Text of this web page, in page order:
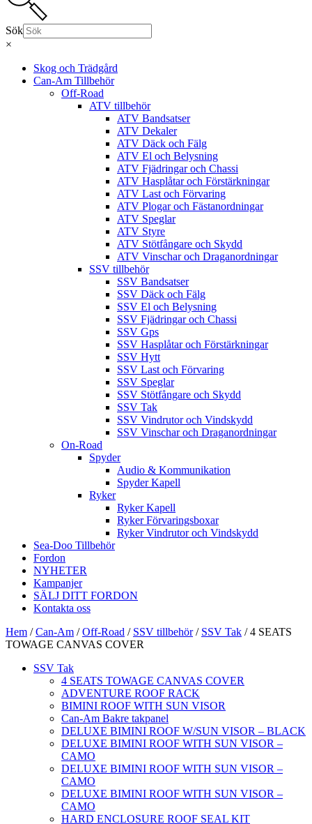
Sök
×
Skog och Trädgård
Can-Am Tillbehör
Off-Road
ATV tillbehör
ATV Bandsatser
ATV Dekaler
ATV Däck och Fälg
ATV El och Belysning
ATV Fjädringar och Chassi
ATV Hasplåtar och Förstärkningar
ATV Last och Förvaring
ATV Plogar och Fästanordningar
ATV Speglar
ATV Styre
ATV Stötfångare och Skydd
ATV Vinschar och Draganordningar
SSV tillbehör
SSV Bandsatser
SSV Däck och Fälg
SSV El och Belysning
SSV Fjädringar och Chassi
SSV Gps
SSV Hasplåtar och Förstärkningar
SSV Hytt
SSV Last och Förvaring
SSV Speglar
SSV Stötfångare och Skydd
SSV Tak
SSV Vindrutor och Vindskydd
SSV Vinschar och Draganordningar
On-Road
Spyder
Audio & Kommunikation
Spyder Kapell
Ryker
Ryker Kapell
Ryker Förvaringsboxar
Ryker Vindrutor och Vindskydd
Sea-Doo Tillbehör
Fordon
NYHETER
Kampanjer
SÄLJ DITT FORDON
Kontakta oss
Hem /Can-Am /Off-Road / SSV tillbehör/ SSV Tak / 4 SEATS
TOWAGE CANVAS COVER
SSV Tak
4 SEATS TOWAGE CANVAS COVER
ADVENTURE ROOF RACK
BIMINI ROOF WITH SUN VISOR
Can-Am Bakre takpanel
DELUXE BIMINI ROOF W/SUN VISOR – BLACK
DELUXE BIMINI ROOF WITH SUN VISOR –
CAMO
DELUXE BIMINI ROOF WITH SUN VISOR –
CAMO
DELUXE BIMINI ROOF WITH SUN VISOR –
CAMO
HARD ENCLOSURE ROOF SEAL KIT